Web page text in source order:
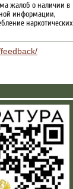
жалоб о наличии в
информации,
наркотических